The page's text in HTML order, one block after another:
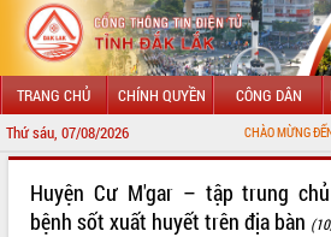
TRANG CHỦ CHÍNH QUYỀN CÔNG DÂN
Thứ sáu, 07/08/2026 CHÀO MỪNG ĐẾN VỚI CỔNG
LÃNH ĐẠO UBND TỈNH
Huyện Cư M'gar – tập trung
bệnh sốt xuất huyết trên địa bàn